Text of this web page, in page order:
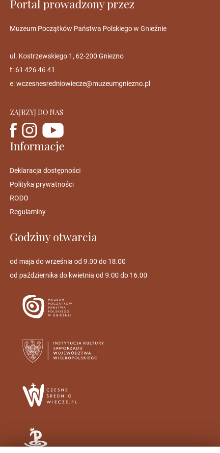
Portal prowadzony przez
Muzeum Początków Państwa Polskiego w Gnieźnie
ul. Kostrzewskiego 1, 62-200 Gniezno
t: 61 426 46 41
e:wczesnesredniowiecze@muzeumgniezno.pl
ZAJRZYJ DO NAS
Informacje
Deklaracja dostępności
Polityka prywatności
RODO
Regulaminy
Godziny otwarcia
od maja do września od 9.00 do 18.00
od października do kwietnia od 9.00 do 16.00